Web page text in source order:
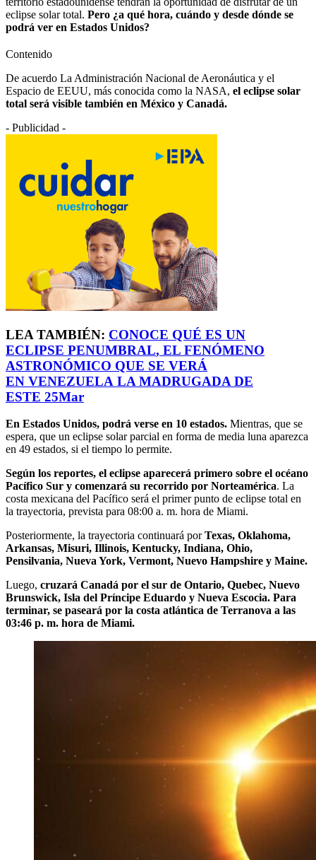
eclipse solar total. Pero ¿a qué hora, cuándo y desde dónde se
podrá ver en Estados Unidos?
Contenido
De acuerdo La Administración Nacional de Aeronáutica y el
Espacio de EEUU, más conocida como la NASA, el eclipse solar
total será visible también en México y Canadá.
- Publicidad -
LEA TAMBIÉN: CONOCE QUÉ ES UN
ECLIPSE PENUMBRAL, EL FENÓMENO
ASTRONÓMICO QUE SE VERÁ
EN VENEZUELA LA MADRUGADA DE
ESTE 25Mar
En Estados Unidos, podrá verse en 10 estados. Mientras, que se
espera, que un eclipse solar parcial en forma de media luna aparezca
en 49 estados, si el tiempo lo permite.
Según los reportes, el eclipse aparecerá primero sobre el océano
Pacífico Sur y comenzará su recorrido por Norteamérica. La
costa mexicana del Pacífico será el primer punto de eclipse total en
la trayectoria, prevista para 08:00 a. m. hora de Miami.
Posteriormente, la trayectoria continuará porTexas, Oklahoma,
Arkansas, Misuri, Illinois, Kentucky, Indiana, Ohio,
Pensilvania, Nueva York, Vermont, Nuevo Hampshire y Maine.
Luego, cruzará Canadá por el sur de Ontario, Quebec, Nuevo
Brunswick, Isla del Príncipe Eduardo y Nueva Escocia. Para
terminar, se paseará por la costa atlántica de Terranova a las
03:46 p. m. hora de Miami.